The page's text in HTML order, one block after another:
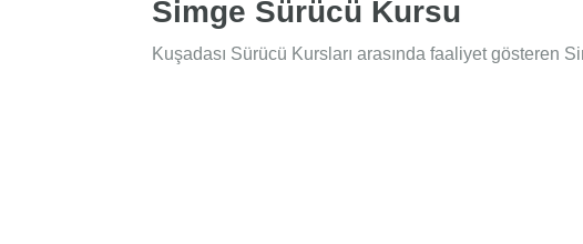
Simge Sürücü Kursu
Kuşadası Sürücü Kursları arasında faaliyet gösteren